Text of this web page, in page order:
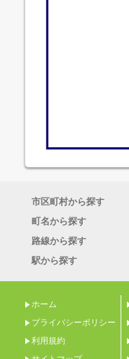
市区町村から探す
町名から探す
路線から探す
駅から探す
ホーム
プライバシーポリシー
利用規約